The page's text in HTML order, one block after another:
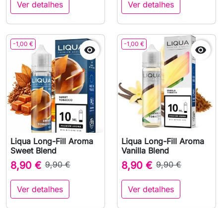
Ver detalhes Ver detalhes
-1,00 € 
Liqua Long-Fill Aroma
Sweet Blend
8,90 € 9,90 €
Ver detalhes
-1,00 € 
Liqua Long-Fill Aroma
Vanilla Blend
8,90 € 9,90 €
Ver detalhes